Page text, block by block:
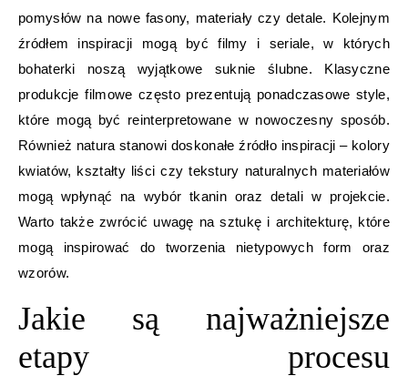
pomysłów na nowe fasony, materiały czy detale. Kolejnym
źródłem inspiracji mogą być filmy i seriale, w których
bohaterki noszą wyjątkowe suknie ślubne. Klasyczne
produkcje filmowe często prezentują ponadczasowe style,
które mogą być reinterpretowane w nowoczesny sposób.
Również natura stanowi doskonałe źródło inspiracji – kolory
kwiatów, kształty liści czy tekstury naturalnych materiałów
mogą wpłynąć na wybór tkanin oraz detali w projekcie.
Warto także zwrócić uwagę na sztukę i architekturę, które
mogą inspirować do tworzenia nietypowych form oraz
wzorów.
Jakie są najważniejsze
etapy procesu